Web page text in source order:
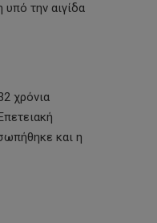
την αιγίδα
χρόνια
και η